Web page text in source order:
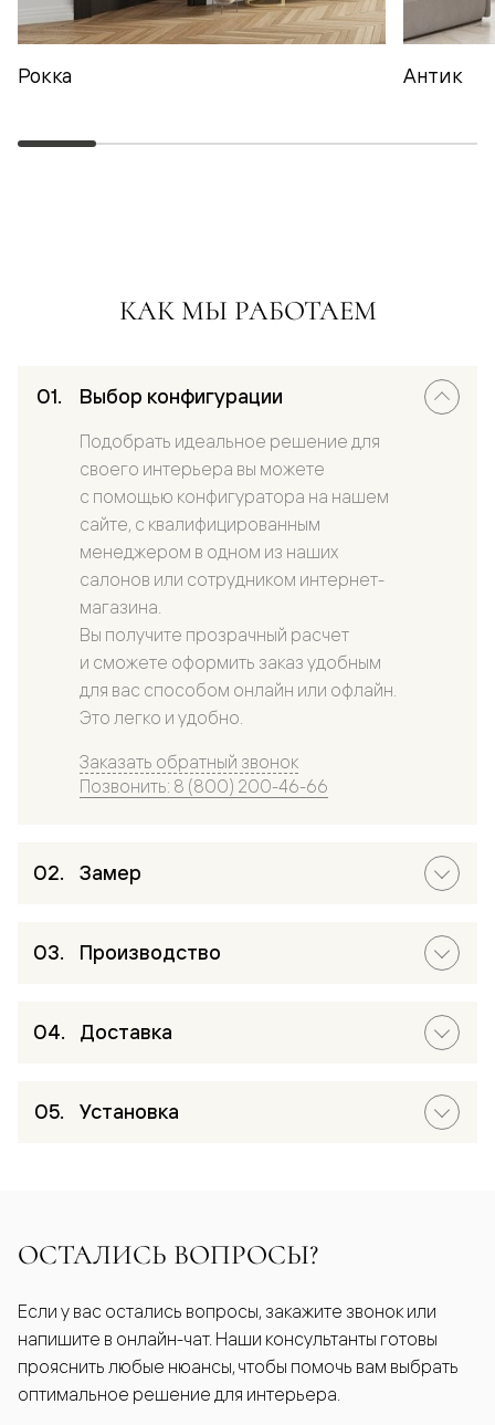
Рокка Антик
КАК МЫ РАБОТАЕМ
Выбор конфигурации
Подобрать идеальное решение для
своего интерьера вы можете
с помощью конфигуратора на нашем
сайте, с квалифицированным
менеджером в одном из наших
салонов или сотрудником интернет-
магазина.
Вы получите прозрачный расчет
и сможете оформить заказ удобным
для вас способом онлайн или офлайн.
Это легко и удобно.
Заказать обратный звонок
Позвонить: 8 (800) 200-46-66
Замер
Производство
Доставка
Установка
ОСТАЛИСЬ ВОПРОСЫ?
Если у вас остались вопросы, закажите звонок или
напишите в онлайн-чат. Наши консультанты готовы
прояснить любые нюансы, чтобы помочь вам выбрать
оптимальное решение для интерьера.